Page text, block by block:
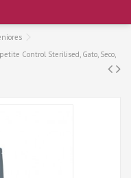
Control Sterilised, Gato, Seco,